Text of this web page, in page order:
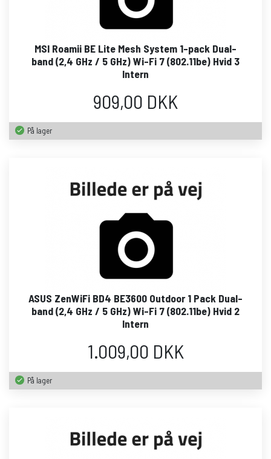
MSI Roamii BE Lite Mesh System 1-pack Dual-
band (2,4 GHz / 5 GHz) Wi-Fi 7 (802.11be) Hvid 3
Intern
909,00 DKK
På lager
ASUS ZenWiFi BD4 BE3600 Outdoor 1 Pack Dual-
band (2,4 GHz / 5 GHz) Wi-Fi 7 (802.11be) Hvid 2
Intern
1.009,00 DKK
På lager